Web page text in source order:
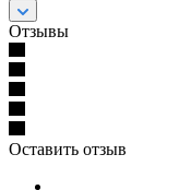
Отзывы
Оставить отзыв